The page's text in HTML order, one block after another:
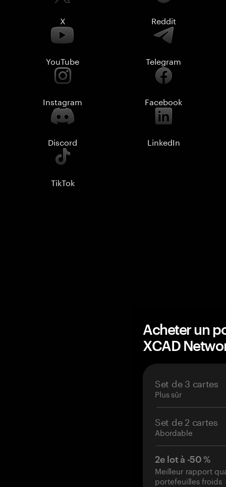
X Reddit
YouTube Telegram
Instagram Facebook
Discord LinkedIn
TikTok
Acheter un
XCAD
Set de 3 cartes
Plus sûr
Set de 2 cartes
Abordable
2e lot à -50 %
Meilleur rapport
portefeuilles froids